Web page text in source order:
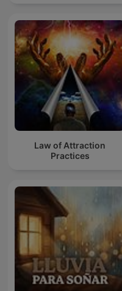
Law of Attraction
Practices